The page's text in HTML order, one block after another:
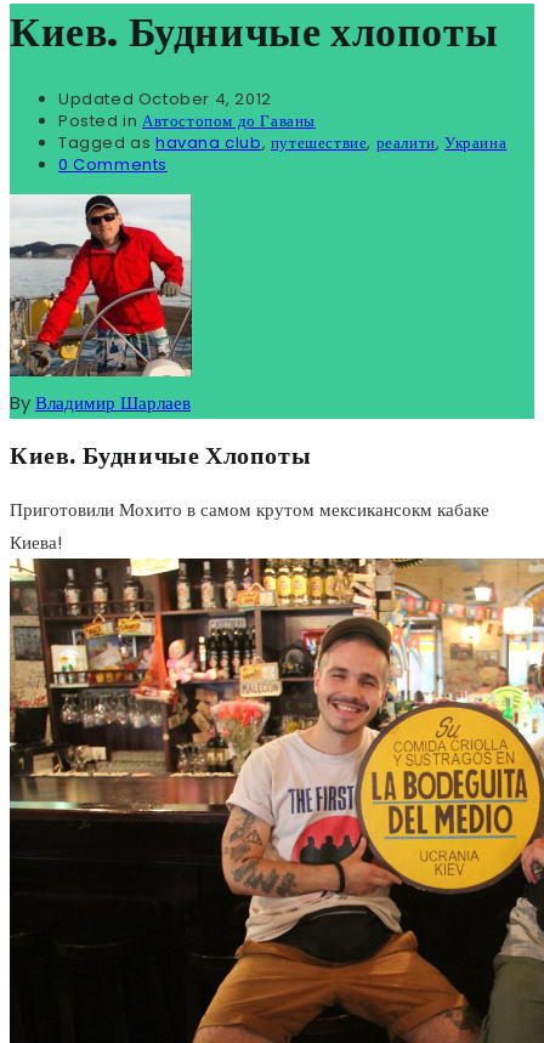
Киев. Будничые хлопоты
Updated October 4, 2012
Posted in Автостопом до Гаваны
Tagged as havana club, путешествие, реалити,Украина
0 Comments
ByВладимир Шарлаев
Киев. Будничые Хлопоты
Приготовили Мохито в самом крутом мексикансокм кабаке
Киева!